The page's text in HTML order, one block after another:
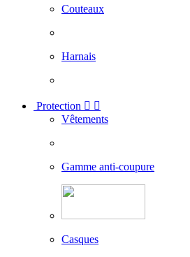
Couteaux
Harnais
Protection  
Vêtements
Gamme anti-coupure
Casques